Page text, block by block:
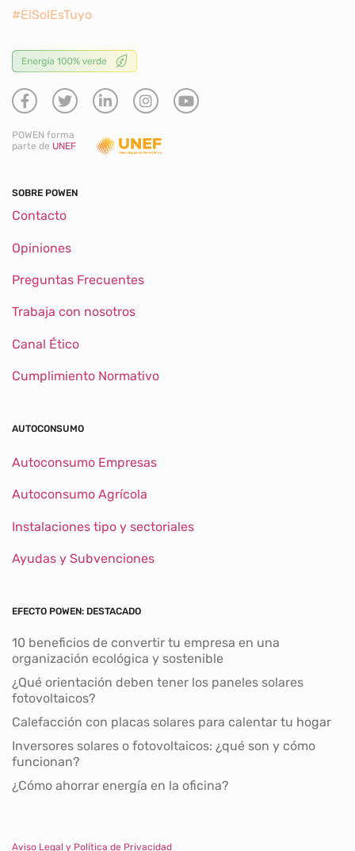
#ElSolEsTuyo
POWEN forma
parte de UNEF
SOBRE POWEN
Contacto
Opiniones
Preguntas Frecuentes
Trabaja con nosotros
Canal Ético
Cumplimiento Normativo
AUTOCONSUMO
Autoconsumo Empresas
Autoconsumo Agrícola
Instalaciones tipo y sectoriales
Ayudas y Subvenciones
EFECTO POWEN: DESTACADO
10 beneficios de convertir tu empresa en una
organización ecológica y sostenible
¿Qué orientación deben tener los paneles solares
fotovoltaicos?
Calefacción con placas solares para calentar tu hogar
Inversores solares o fotovoltaicos: ¿qué son y cómo
funcionan?
¿Cómo ahorrar energía en la oficina?
Aviso Legal y Política de Privacidad